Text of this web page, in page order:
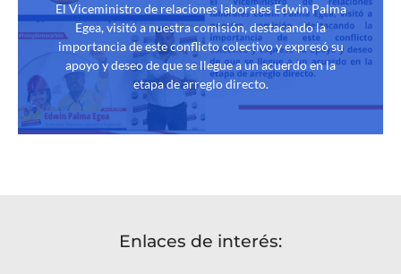
El Viceministro de relaciones laborales Edwin Palma
Egea, visitó a nuestra comisión, destacando la
importancia de este conflicto colectivo y expresó su
apoyo y deseo de que se llegue a un acuerdo en la
etapa de arreglo directo.
Enlaces de interés: